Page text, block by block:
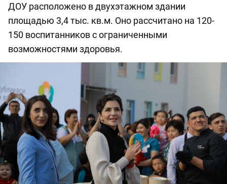
ДОУ расположено в двухэтажном здании
площадью 3,4 тыс. кв.м. Оно рассчитано на 120-
150 воспитанников с ограниченными
возможностями здоровья.